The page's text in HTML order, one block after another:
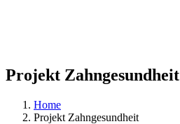
Projekt Zahngesundheit
Home
Projekt Zahngesundheit